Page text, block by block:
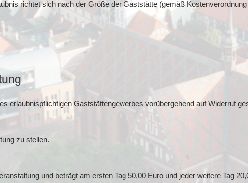
richtet sich nach der Größe der Gaststätte (gemäß
erlaubnispflichtigen Gaststättengewerbes vorübergehend auf Widerruf
zu stellen.
und beträgt am ersten Tag 50,00 Euro und jeder weitere Tag